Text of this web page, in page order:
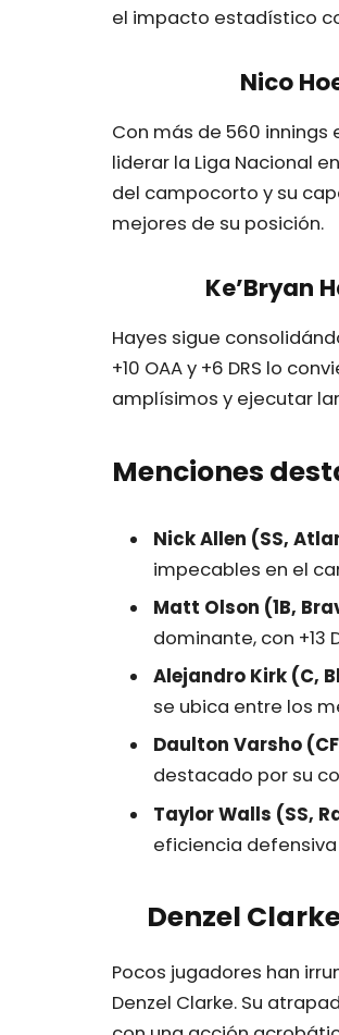
el impacto estadístico
Nico
Con más de 560 innings
liderar la Liga Nacional
del campocorto y su
mejores de su posición.
Ke’Bryan
Hayes sigue
+10 OAA y +6 DRS lo
amplísimos y ejecutar
Menciones
Nick Allen (SS,
impecables en el
Matt Olson (1B,
dominante, con +13
Alejandro Kirk (C,
se ubica entre los
Daulton Varsho
destacado por su
Taylor Walls (SS,
eficiencia
Denzel
Pocos jugadores han
Denzel Clarke. Su